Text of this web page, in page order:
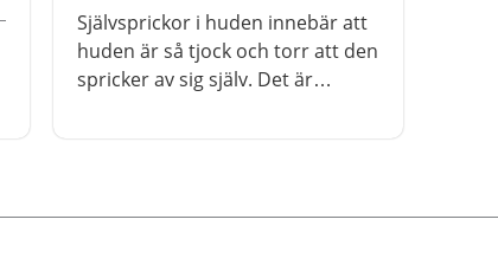
Självsprickor i huden innebär att
huden är så tjock och torr att den
spricker av sig själv. Det är